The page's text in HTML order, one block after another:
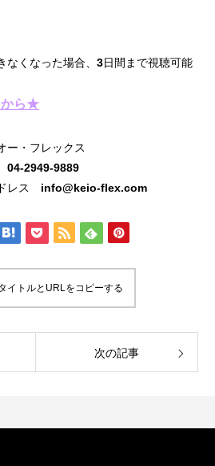
なくなった場合、3日間まで視聴可能
から★
・フレックス
04-2949-9889
ドレス info@keio-flex.com
イトルとURLをコピーする
次の記事